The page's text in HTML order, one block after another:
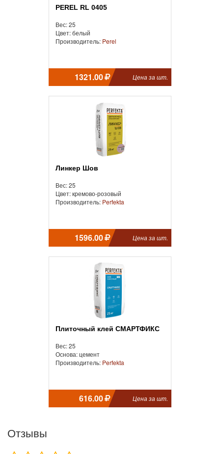
PEREL RL 0405
Вес: 25
Цвет: белый
Производитель: Perel
1321.00 Цена за шт.
Линкер Шов
Вес: 25
Цвет: кремово-розовый
Производитель: Perfekta
1596.00 Цена за шт.
Плиточный клей СМАРТФИКС
Вес: 25
Основа: цемент
Производитель: Perfekta
616.00 Цена за шт.
Отзывы